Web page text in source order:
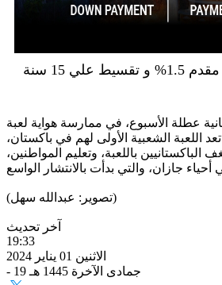
15 سنة
عطلة الأسبوع، في ممارسة هواية لعبة
اللعبة الشعبية الأولى لهم في باكستان،
باللعبة، وتعليم المواطنين،
(تصوير: عبدالله سهل)
آخر تحديث
19:33
الاثنين 01 يناير 2024
- 19 جمادى الآخرة 1445 هـ